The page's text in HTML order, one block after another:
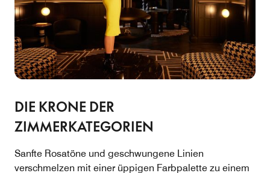
DIE KRONE DER
ZIMMERKATEGORIEN
Sanfte Rosatöne und geschwungene Linien
verschmelzen mit einer üppigen Farbpalette zu einem